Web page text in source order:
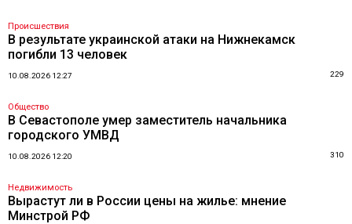
Происшествия
В результате украинской атаки на Нижнекамск
погибли 13 человек
10.08.2026 12:27 229
Общество
В Севастополе умер заместитель начальника
городского УМВД
10.08.2026 12:20 310
Недвижимость
Вырастут ли в России цены на жилье: мнение
Минстрой РФ